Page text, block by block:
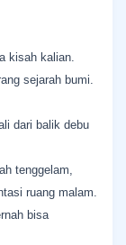
kisah kalian.
sejarah bumi.
dari balik debu
tenggelam,
ruang malam.
bisa